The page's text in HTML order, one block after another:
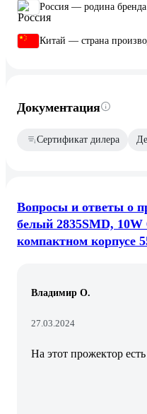
Россия — родина бренда
Китай — страна
Документация
Сертификат дилера
Вопросы и ответы о
белый 2835SMD,
компактном корпусе
Владимир О.
27.03.2024
На этот прожектор